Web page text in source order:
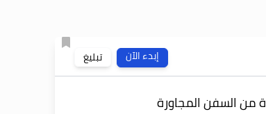
إبدء الآن تبليغ